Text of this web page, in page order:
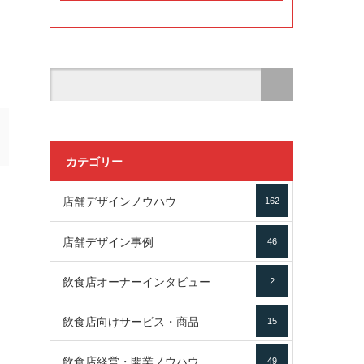
カテゴリー
店舗デザインノウハウ 162
店舗デザイン事例 46
飲食店オーナーインタビュー 2
飲食店向けサービス・商品 15
49